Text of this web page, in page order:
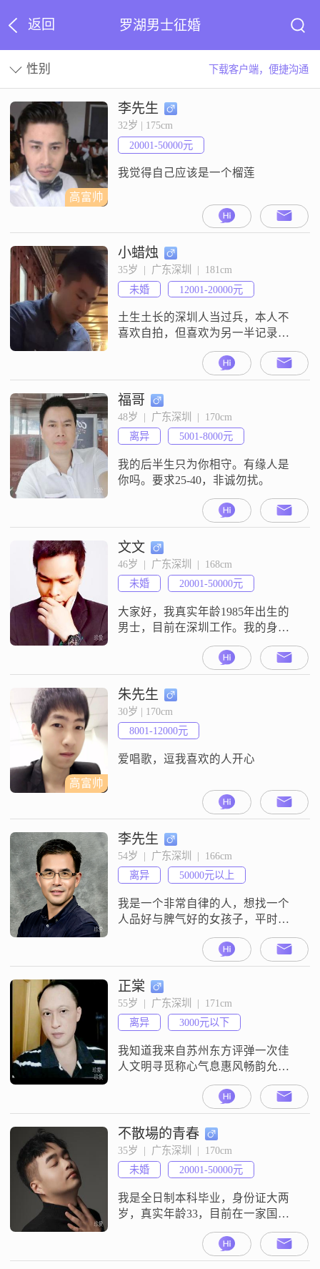
返回 罗湖男士征婚
性别 下载客户端，便捷沟通
高富帅
李先生
32岁 | 175cm
20001-50000元
我觉得自己应该是一个榴莲
小蜡烛
35岁  |  广东深圳  |  181cm
未婚
12001-20000元
土生土长的深圳人当过兵，本人不
喜欢自拍，但喜欢为另一半记录开
心的时刻！希望寻找一位善良有包
容心的女士组织一个家庭！本人身
高180，体重180！哈哈，偏结实
型。有烟瘾，不爱喝酒，平时爱打
打游戏！有一定的情商和包容心，
性格比较温和。在深家庭有房。普
通阶层的人，不是富二代！于我而
言金钱并不是最重要的，我也不是
特别看重贤良淑德
福哥
48岁  |  广东深圳  |  170cm
离异
5001-8000元
我的后半生只为你相守。有缘人是
你吗。要求25-40，非诚勿扰。
文文
46岁  |  广东深圳  |  168cm
未婚
20001-50000元
大家好，我真实年龄1985年出生的
男士，目前在深圳工作。我的身高
是168cm，学历是大专，月收入在
20001元到50000元之间。在性格方
面，我是一个自信果断的人，平时
虽然内敛慢热，但熟悉之后会展现
直率坦诚的一面。我在生活中独立
自主，遇到问题习惯自己想办法解
决。同时，我也是一个责任感强的
人，对待事情乐观积极，心态成熟
高富帅
朱先生
30岁 | 170cm
8001-12000元
爱唱歌，逗我喜欢的人开心
李先生
54岁  |  广东深圳  |  166cm
离异
50000元以上
我是一个非常自律的人，想找一个
人品好与脾气好的女孩子，平时我
喜欢健身和学习新的知识，对待爱
情我是特别认真和专一的，希望在
这里遇到和我同频的你！
正棠
55岁  |  广东深圳  |  171cm
离异
3000元以下
我知道我来自苏州东方评弹一次佳
人文明寻觅称心气息惠风畅韵允特
别的给力特别的真爱我自己
不散場的青春
35岁  |  广东深圳  |  170cm
未婚
20001-50000元
我是全日制本科毕业，身份证大两
岁，真实年龄33，目前在一家国企
做设计师，工作稳定，收入中上水
平，我是个性格温和、情绪稳定的
人，对待自己喜欢的人会尽全力去